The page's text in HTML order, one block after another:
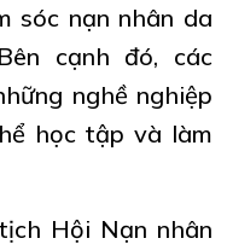
sóc nạn nhân da
cạnh đó, các
nghề nghiệp
học tập và làm
Hội Nạn nhân